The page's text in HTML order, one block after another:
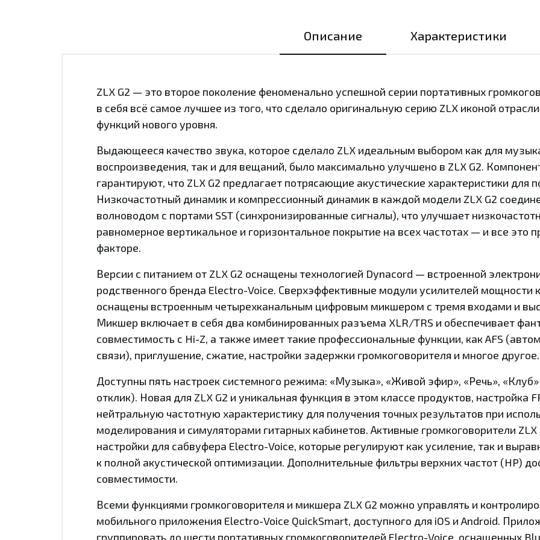
Описание Характеристики
ZLX G2 — это второе поколение феноменально успешной серии портативных
в себя всё самое лучшее из того, что сделало оригинальную серию ZLX иконой
функций нового уровня.
Выдающееся качество звука, которое сделало ZLX идеальным выбором как для
воспроизведения, так и для вещаний, было максимально улучшено в ZLX G2.
гарантируют, что ZLX G2 предлагает потрясающие акустические характеристики для
Низкочастотный динамик и компрессионный динамик в каждой модели ZLX G2
волноводом с портами SST (синхронизированные сигналы), что улучшает
равномерное вертикальное и горизонтальное покрытие на всех частотах — и все это
факторе.
Версии с питанием от ZLX G2 оснащены технологией Dynacord — встроенной
родственного бренда Electro-Voice. Сверхэффективные модули усилителей мощности
оснащены встроенным четырехканальным цифровым микшером с тремя входами и
Микшер включает в себя два комбинированных разъема XLR/TRS и обеспечивает
совместимость с Hi-Z, а также имеет такие профессиональные функции, как AFS
связи), приглушение, сжатие, настройки задержки громкоговорителя и многое другое.
Доступны пять настроек системного режима: «Музыка», «Живой эфир», «Речь»,
отклик). Новая для ZLX G2 и уникальная функция в этом классе продуктов, настройка
нейтральную частотную характеристику для получения точных результатов при
моделирования и симуляторами гитарных кабинетов. Активные громкоговорители
настройки для сабвуфера Electro-Voice, которые регулируют как усиление, так и
к полной акустической оптимизации. Дополнительные фильтры верхних частот (HP)
совместимости.
Всеми функциями громкоговорителя и микшера ZLX G2 можно управлять и
мобильного приложения Electro-Voice QuickSmart, доступного для iOS и Android.
группировать до шести портативных громкоговорителей Electro-Voice, оснащенных